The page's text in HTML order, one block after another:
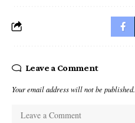
Leave a Comment
Your email address will not be published.